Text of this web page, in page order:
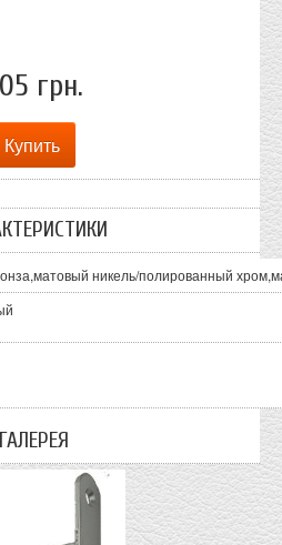
грн.
никель/полированный
ГАЛЕРЕЯ